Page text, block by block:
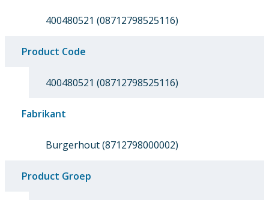
400480521 (08712798525116)
Product Code
400480521 (08712798525116)
Fabrikant
Burgerhout (8712798000002)
Product Groep